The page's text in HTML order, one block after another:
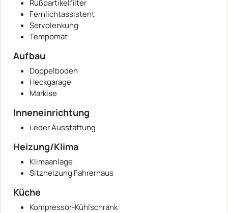
Rußpartikelfilter
Fernlichtassistent
Servolenkung
Tempomat
Aufbau
Doppelboden
Heckgarage
Markise
Inneneinrichtung
Leder Ausstattung
Heizung/Klima
Klimaanlage
Sitzheizung Fahrerhaus
Küche
Kompressor-Kühlschrank